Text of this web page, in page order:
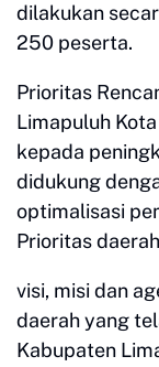
dilakukan
250 peserta.
Prioritas
Limapuluh
kepada
didukung
optimalisasi
Prioritas
visi, misi dan
daerah yang
Kabupaten